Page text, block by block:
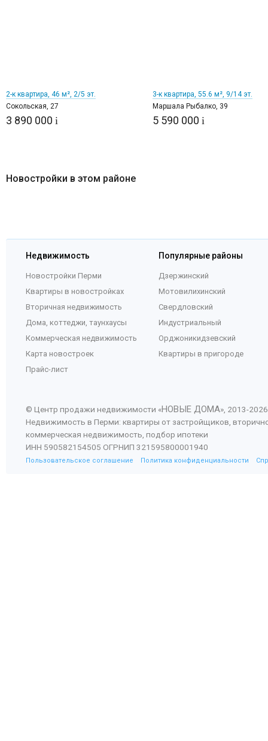
2-к квартира, 46 м², 2/5 эт.
Сокольская, 27
3 890 000 i
3-к квартира, 55.6 м², 9/14 эт.
Маршала Рыбалко, 39
5 590 000 i
Новостройки в этом районе
Недвижимость
Новостройки Перми
Квартиры в новостройках
Вторичная недвижимость
Дома, коттеджи, таунхаусы
Коммерческая недвижимость
Карта новостроек
Прайс-лист
Популярные районы
Дзержинский
Мотовилихинский
Свердловский
Индустриальный
Орджоникидзевский
Квартиры в пригороде
© Центр продажи недвижимости «НОВЫЕ ДОМА», 2013-2026
Недвижимость в Перми: квартиры от застройщиков,
коммерческая недвижимость, подбор ипотеки
ИНН 590582154505 ОГРНИП 321595800001940
Пользовательское соглашение Политика конфиденциальности